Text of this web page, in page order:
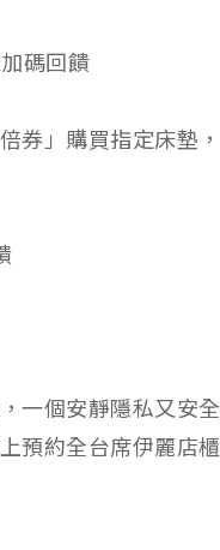
碼回饋
券」購買指定床墊，
一個安靜隱私又安全
預約全台席伊麗店櫃